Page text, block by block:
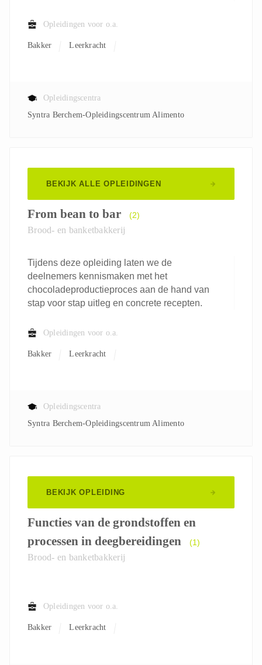
Opleidingen voor o.a.
Bakker Leerkracht
Opleidingscentra
Syntra Berchem-Opleidingscentrum Alimento
BEKIJK ALLE OPLEIDINGEN
From bean to bar (2)
Brood- en banketbakkerij
Tijdens deze opleiding laten we de
deelnemers kennismaken met het
chocoladeproductieproces aan de hand van
stap voor stap uitleg en concrete recepten.
Opleidingen voor o.a.
Bakker Leerkracht
Opleidingscentra
Syntra Berchem-Opleidingscentrum Alimento
BEKIJK OPLEIDING
Functies van de grondstoffen en
processen in deegbereidingen
(1)
Brood- en banketbakkerij
Opleidingen voor o.a.
Bakker Leerkracht